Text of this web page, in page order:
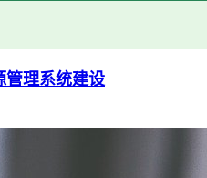
管理系统建设